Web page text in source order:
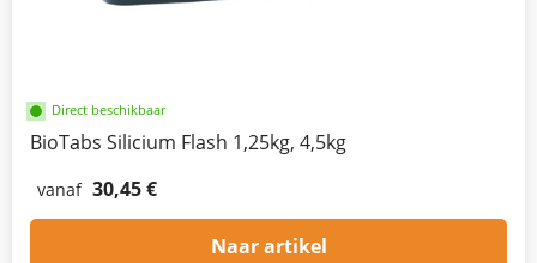
Direct beschikbaar
BioTabs Silicium Flash 1,25kg, 4,5kg
vanaf 30,45 €
Naar artikel